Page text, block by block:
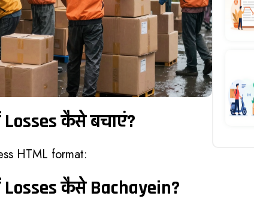
कैसे बचाएं?
HTML format:
कैसे Bachayein?